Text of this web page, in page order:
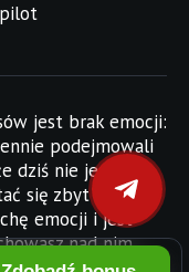
jest brak emocji:
podejmowali
dziś nie jest to
się zbyt nudne.
emocji i jest
nad nim